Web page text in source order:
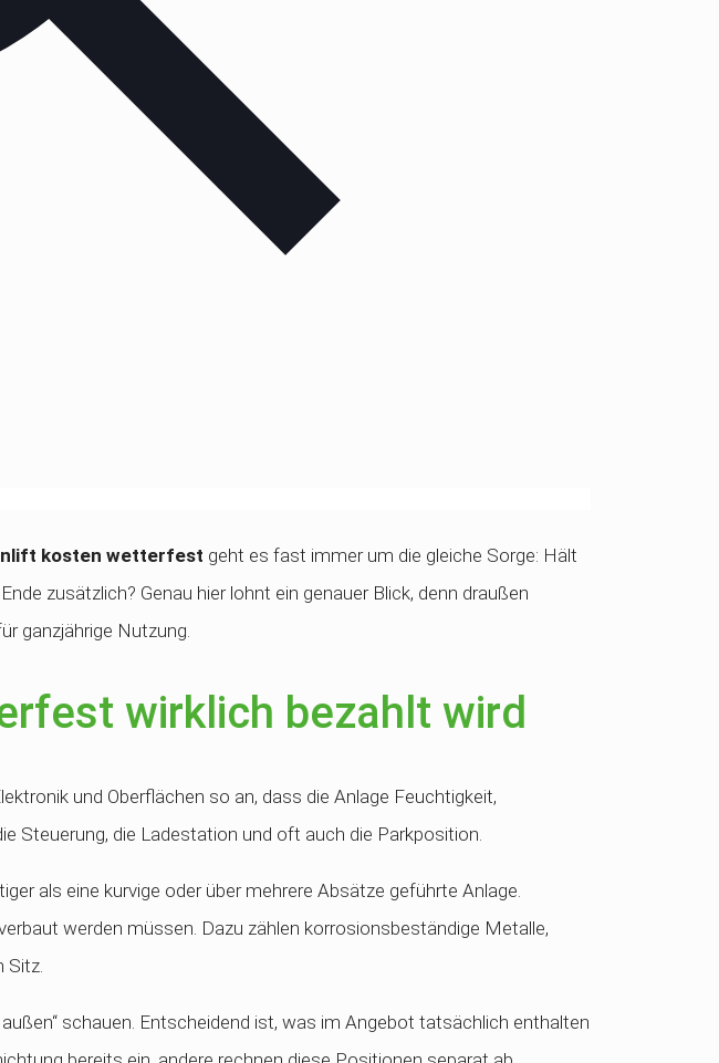
kosten wetterfest geht es fast immer um die gleiche Sorge: Hält
zusätzlich? Genau hier lohnt ein genauer Blick, denn draußen
ganzjährige Nutzung.
wirklich bezahlt wird
und Oberflächen so an, dass die Anlage Feuchtigkeit,
Steuerung, die Ladestation und oft auch die Parkposition.
als eine kurvige oder über mehrere Absätze geführte Anlage.
werden müssen. Dazu zählen korrosionsbeständige Metalle,
Sitz.
schauen. Entscheidend ist, was im Angebot tatsächlich enthalten